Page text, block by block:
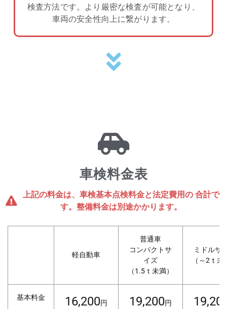
検査方法です。より厳密な検査が可能となり、
車両の安全性向上に繋がります。
車検料金表
上記の料金は、車検基本点検料金と法定費用の 合計で
す。整備料金は別途かかります。
軽自動車
普通車
コンパクトサ
イズ
（1.5ｔ未満）
ミドルサ
（～2ｔ未
基本料金 16,200円 19,200円